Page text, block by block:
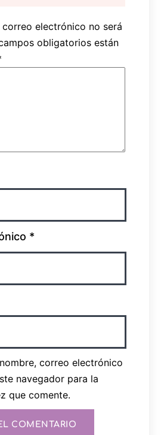
electrónico no será
obligatorios están
*
correo electrónico
navegador para la
que comente.